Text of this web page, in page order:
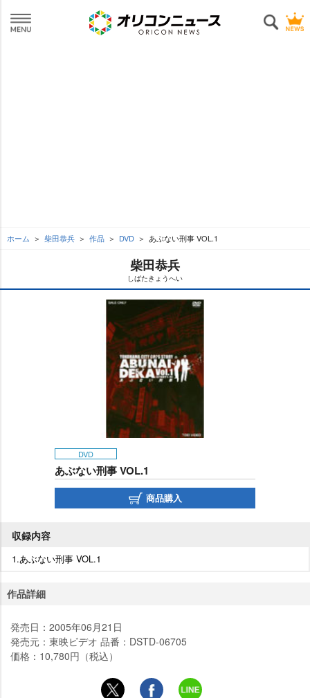
ホーム 柴田恭兵 作品 DVD あぶない刑事 VOL.1
柴田恭兵
しばたきょうへい
DVD
あぶない刑事 VOL.1
商品購入
収録内容
1.あぶない刑事 VOL.1
作品詳細
発売日：2005年06月21日
発売元：東映ビデオ 品番：DSTD-06705
価格：10,780円（税込）